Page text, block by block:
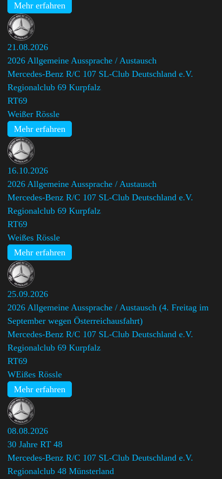
Mehr erfahren
21.08.2026
2026 Allgemeine Aussprache / Austausch
Mercedes-Benz R/C 107 SL-Club Deutschland e.V.
Regionalclub 69 Kurpfalz
RT69
Weißer Rössle
Mehr erfahren
16.10.2026
2026 Allgemeine Aussprache / Austausch
Mercedes-Benz R/C 107 SL-Club Deutschland e.V.
Regionalclub 69 Kurpfalz
RT69
Weißes Rössle
Mehr erfahren
25.09.2026
2026 Allgemeine Aussprache / Austausch (4. Freitag im
September wegen Österreichausfahrt)
Mercedes-Benz R/C 107 SL-Club Deutschland e.V.
Regionalclub 69 Kurpfalz
RT69
WEißes Rössle
Mehr erfahren
08.08.2026
30 Jahre RT 48
Mercedes-Benz R/C 107 SL-Club Deutschland e.V.
Regionalclub 48 Münsterland